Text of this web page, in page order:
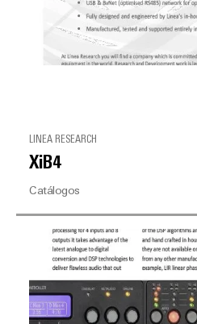
LINEA RESEARCH
XiB4
Catálogos